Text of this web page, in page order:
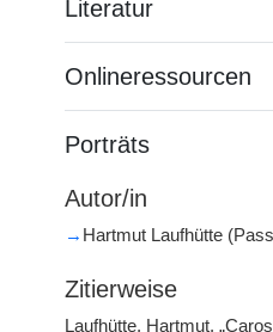
Literatur
Onlineressourcen
Porträts
Autor/in
→ Hartmut Laufhütte
Zitierweise
Laufhütte, Hartmut,